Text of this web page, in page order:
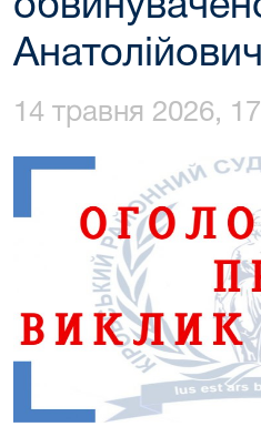
14 травня 2026,